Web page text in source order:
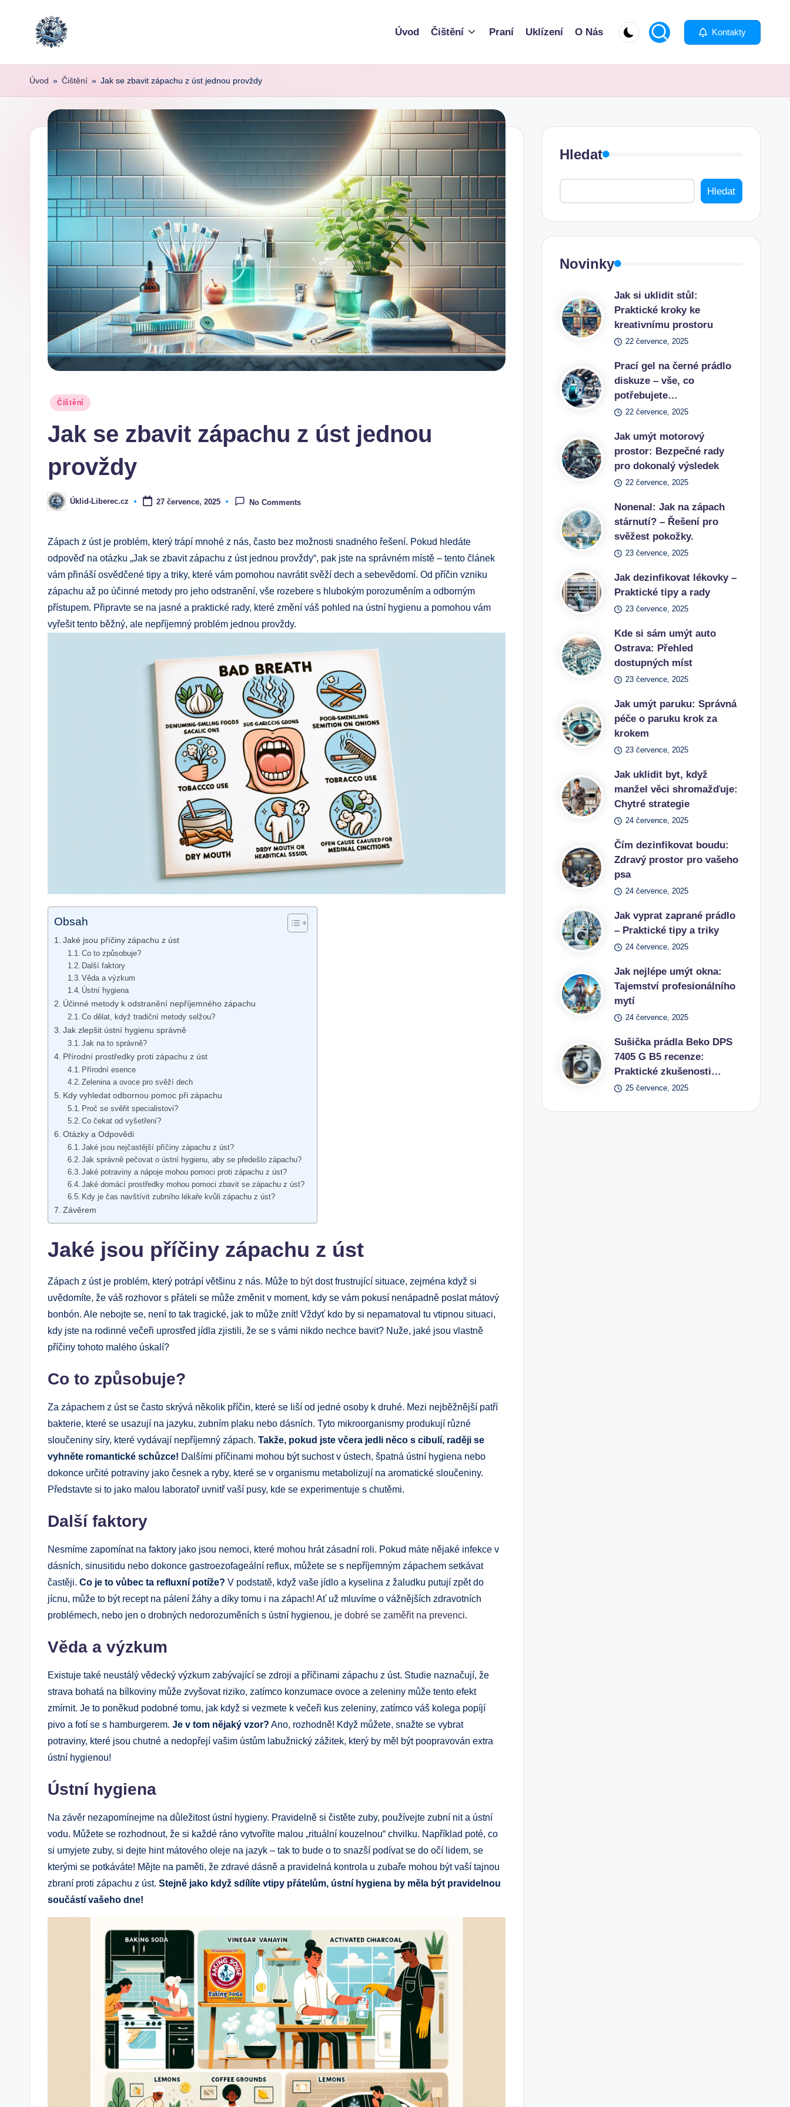
content
Úvod Čištění Praní Uklízení O Nás Kontakty
Úvod » Čištění » Jak se zbavit zápachu z úst jednou provždy
Posted
Čištění
Jak se zbavit zápachu z úst jednou
provždy
Posted
by
Úklid-Liberec.cz 27 července, 2025 No Comments
Zápach z úst je problém, který trápí mnohé z nás, často bez možnosti snadného řešení. Pokud hledáte
odpověď na otázku „Jak se zbavit zápachu z úst jednou provždy“, pak jste na správném místě – tento článek
vám přináší osvědčené tipy a triky, které vám pomohou navrátit svěží dech a sebevědomí. Od příčin vzniku
zápachu až po účinné metody pro jeho odstranění, vše rozebere s hlubokým porozuměním a odborným
přístupem. Připravte se na jasné a praktické rady, které změní váš pohled na ústní hygienu a pomohou vám
vyřešit tento běžný, ale nepříjemný problém jednou provždy.
Obsah
Jaké jsou příčiny zápachu z úst
Co to způsobuje?
Další faktory
Věda a výzkum
Ústní hygiena
Účinné metody k odstranění nepříjemného zápachu
Co dělat, když tradiční metody selžou?
Jak zlepšit ústní hygienu správně
Jak na to správně?
Přírodní prostředky proti zápachu z úst
Přírodní esence
Zelenina a ovoce pro svěží dech
Kdy vyhledat odbornou pomoc při zápachu
Proč se svěřit specialistovi?
Co čekat od vyšetření?
Otázky a Odpovědi
Jaké jsou nejčastější příčiny zápachu z úst?
Jak správně pečovat o ústní hygienu, aby se předešlo zápachu?
Jaké potraviny a nápoje mohou pomoci proti zápachu z úst?
Jaké domácí prostředky mohou pomoci zbavit se zápachu z úst?
Kdy je čas navštívit zubního lékaře kvůli zápachu z úst?
Závěrem
Jaké jsou příčiny zápachu z úst
Zápach z úst je problém, který potrápí většinu z nás. Může to býtdost frustrující situace, zejména když si
uvědomíte, že váš rozhovor s přáteli se může změnit v moment, kdy se vám pokusí nenápadně poslat mátový
bonbón. Ale nebojte se, není to tak tragické, jak to může znít! Vždyť kdo by si nepamatoval tu vtipnou situaci,
kdy jste na rodinné večeři uprostřed jídla zjistili, že se s vámi nikdo nechce bavit? Nuže, jaké jsou vlastně
příčiny tohoto malého úskalí?
Co to způsobuje?
Za zápachem z úst se často skrývá několik příčin, které se liší od jedné osoby k druhé. Mezi nejběžnější patří
bakterie, které se usazují na jazyku, zubním plaku nebo dásních. Tyto mikroorganismy produkují různé
sloučeniny síry, které vydávají nepříjemný zápach. Takže, pokud jste včera jedli něco s cibulí, raději se
vyhněte romantické schůzce! Dalšími příčinami mohou být suchost v ústech, špatná ústní hygiena nebo
dokonce určité potraviny jako česnek a ryby, které se v organismu metabolizují na aromatické sloučeniny.
Představte si to jako malou laboratoř uvnitř vaší pusy, kde se experimentuje s chutěmi.
Další faktory
Nesmíme zapomínat na faktory jako jsou nemoci, které mohou hrát zásadní roli. Pokud máte nějaké infekce v
dásních, sinusitidu nebo dokonce gastroezofageální reflux, můžete se s nepříjemným zápachem setkávat
častěji. Co je to vůbec ta refluxní potíže? V podstatě, když vaše jídlo a kyselina z žaludku putují zpět do
jícnu, může to být recept na pálení žáhy a díky tomu i na zápach! Ať už mluvíme o vážnějších zdravotních
problémech, nebo jen o drobných nedorozuměních s ústní hygienou, je dobré se zaměřit na prevenci.
Věda a výzkum
Existuje také neustálý vědecký výzkum zabývající se zdroji a příčinami zápachu z úst. Studie naznačují, že
strava bohatá na bílkoviny může zvyšovat riziko, zatímco konzumace ovoce a zeleniny může tento efekt
zmírnit. Je to poněkud podobné tomu, jak když si vezmete k večeři kus zeleniny, zatímco váš kolega popíjí
pivo a fotí se s hamburgerem. Je v tom nějaký vzor? Ano, rozhodně! Když můžete, snažte se vybrat
potraviny, které jsou chutné a nedopřejí vašim ústům labužnický zážitek, který by měl být poopravován extra
ústní hygienou!
Ústní hygiena
Na závěr nezapomínejme na důležitost ústní hygieny. Pravidelně si čistěte zuby, používejte zubní nit a ústní
vodu. Můžete se rozhodnout, že si každé ráno vytvoříte malou „rituální kouzelnou“ chvilku. Například poté, co
si umyjete zuby, si dejte hint mátového oleje na jazyk – tak to bude o to snazší podívat se do očí lidem, se
kterými se potkáváte! Mějte na paměti, že zdravé dásně a pravidelná kontrola u zubaře mohou být vaší tajnou
zbraní proti zápachu z úst. Stejně jako když sdílíte vtipy přátelům, ústní hygiena by měla být pravidelnou
součástí vašeho dne!
Hledat
Hledat
Novinky
Jak si uklidit stůl:
Praktické kroky ke
kreativnímu prostoru
22 července, 2025
Prací gel na černé prádlo
diskuze – vše, co
potřebujete…
22 července, 2025
Jak umýt motorový
prostor: Bezpečné rady
pro dokonalý výsledek
22 července, 2025
Nonenal: Jak na zápach
stárnutí? – Řešení pro
svěžest pokožky.
23 července, 2025
Jak dezinfikovat lékovky –
Praktické tipy a rady
23 července, 2025
Kde si sám umýt auto
Ostrava: Přehled
dostupných míst
23 července, 2025
Jak umýt paruku: Správná
péče o paruku krok za
krokem
23 července, 2025
Jak uklidit byt, když
manžel věci shromažďuje:
Chytré strategie
24 července, 2025
Čím dezinfikovat boudu:
Zdravý prostor pro vašeho
psa
24 července, 2025
Jak vyprat zaprané prádlo
– Praktické tipy a triky
24 července, 2025
Jak nejlépe umýt okna:
Tajemství profesionálního
mytí
24 července, 2025
Sušička prádla Beko DPS
7405 G B5 recenze:
Praktické zkušenosti…
25 července, 2025